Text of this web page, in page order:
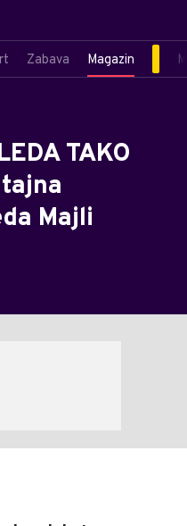
Zabava Magazin
TAKO
tajna
Majli